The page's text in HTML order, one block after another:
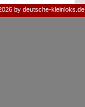
by deutsche-kleinloks.de